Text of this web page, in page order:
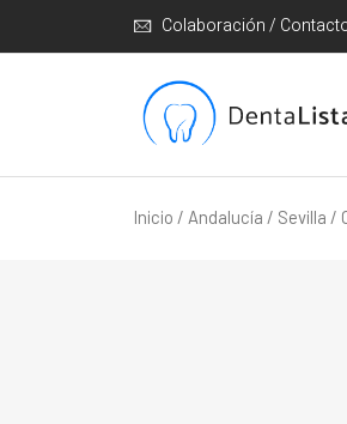
Colaboración /
Inicio / Andalucía / Sevilla /